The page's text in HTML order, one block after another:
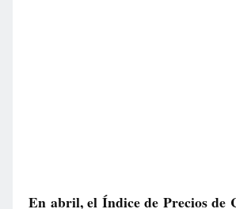
En abril, el Índice de Precios de